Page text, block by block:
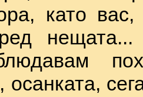
като
осанката,